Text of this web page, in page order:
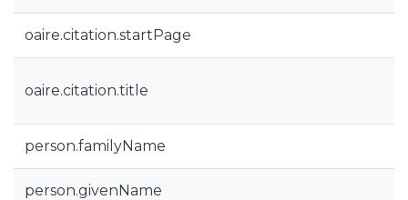
oaire.citation.startPage
oaire.citation.title
person.familyName
person.givenName